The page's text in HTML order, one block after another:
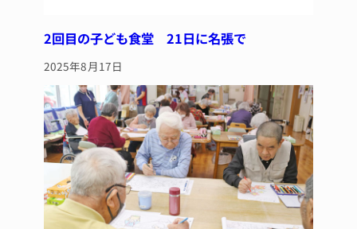
2回目の子ども食堂 21日に名張で
2025年8月17日